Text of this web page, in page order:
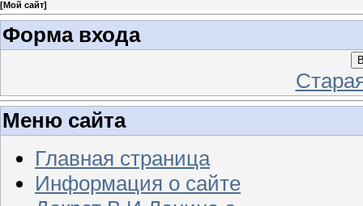
[Мой сайт]
Форма входа
Меню сайта
Главная страница
Информация о сайте